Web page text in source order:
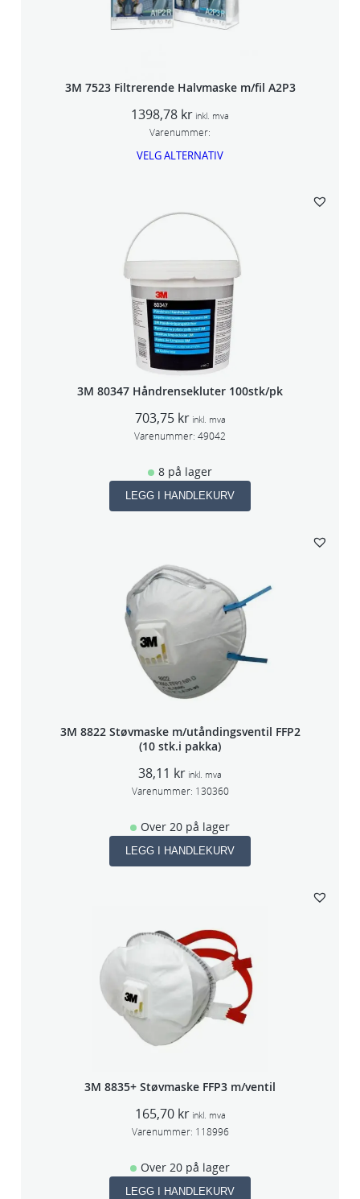
8
1
t
1
3M 7523 Filtrerende Halvmaske m/fil A2P3
1398,78 kr inkl. mva
Varenummer:
VELG ALTERNATIV
3M 80347 Håndrensekluter 100stk/pk
703,75 kr inkl. mva
Varenummer: 49042
8 på lager
LEGG I HANDLEKURV
3M 8822 Støvmaske m/utåndingsventil FFP2
(10 stk.i pakka)
38,11 kr inkl. mva
Varenummer: 130360
Over 20 på lager
LEGG I HANDLEKURV
3M 8835+ Støvmaske FFP3 m/ventil
165,70 kr inkl. mva
Varenummer: 118996
Over 20 på lager
LEGG I HANDLEKURV